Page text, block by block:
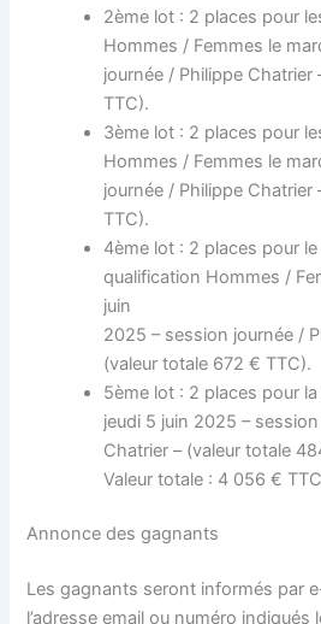
2ème lot : 2 places pour
Hommes / Femmes le
journée / Philippe Chatrier
TTC).
3ème lot : 2 places pour
Hommes / Femmes le
journée / Philippe Chatrier
TTC).
4ème lot : 2 places pour
qualification Hommes /
juin
2025 – session journée /
(valeur totale 672 € TTC).
5ème lot : 2 places pour
jeudi 5 juin 2025 –
Chatrier – (valeur totale
Valeur totale : 4 056 € TTC
Annonce des gagnants
Les gagnants seront informés par
l’adresse email ou numéro indiqués